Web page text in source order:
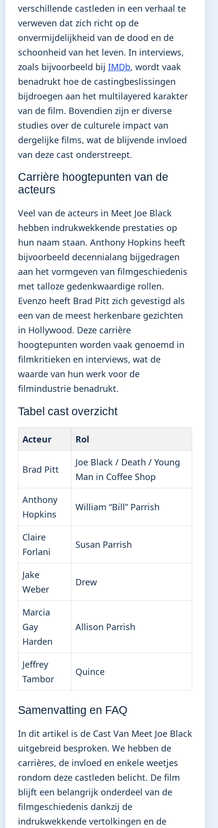
verschillende castleden in een verhaal te
verweven dat zich richt op de
onvermijdelijkheid van de dood en de
schoonheid van het leven. In interviews,
zoals bijvoorbeeld bij IMDb, wordt vaak
benadrukt hoe de castingbeslissingen
bijdroegen aan het multilayered karakter
van de film. Bovendien zijn er diverse
studies over de culturele impact van
dergelijke films, wat de blijvende invloed
van deze cast onderstreept.
Carrière hoogtepunten van de
acteurs
Veel van de acteurs in Meet Joe Black
hebben indrukwekkende prestaties op
hun naam staan. Anthony Hopkins heeft
bijvoorbeeld decennialang bijgedragen
aan het vormgeven van filmgeschiedenis
met talloze gedenkwaardige rollen.
Evenzo heeft Brad Pitt zich gevestigd als
een van de meest herkenbare gezichten
in Hollywood. Deze carrière
hoogtepunten worden vaak genoemd in
filmkritieken en interviews, wat de
waarde van hun werk voor de
filmindustrie benadrukt.
Tabel cast overzicht
Acteur Rol
Brad Pitt
Joe Black / Death / Young
Man in Coffee Shop
Anthony
Hopkins
William “Bill” Parrish
Claire
Forlani
Susan Parrish
Jake
Weber
Drew
Marcia
Gay
Harden
Allison Parrish
Jeffrey
Tambor
Quince
Samenvatting en FAQ
In dit artikel is de Cast Van Meet Joe Black
uitgebreid besproken. We hebben de
carrières, de invloed en enkele weetjes
rondom deze castleden belicht. De film
blijft een belangrijk onderdeel van de
filmgeschiedenis dankzij de
indrukwekkende vertolkingen en de